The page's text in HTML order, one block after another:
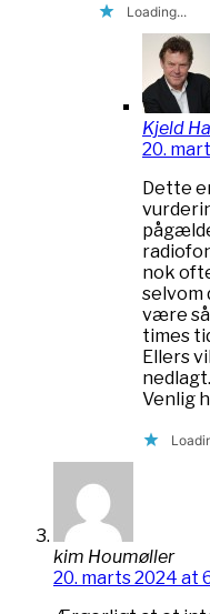
Loading...
Kjeld
20.
Dette
nok
selvom
være
times
Ellers
nedlagt.
Venlig
kim Houmøller
20. marts 2024 at